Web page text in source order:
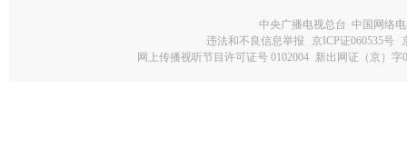
中央广播电视总台 中国网络
违法和不良信息举报
京ICP证060535号
网上传播视听节目许可证号 0102004 新出网证（京）